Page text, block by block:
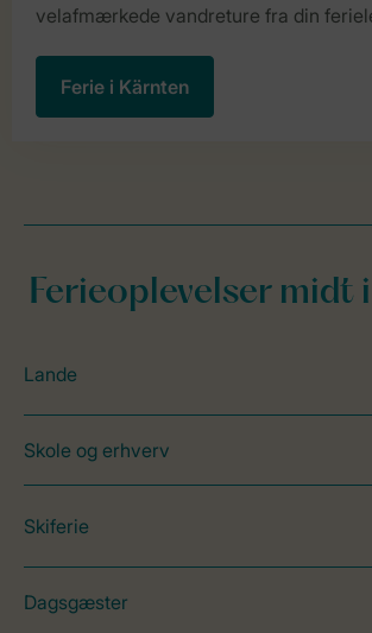
velafmærkede vandreture fra din
Ferie i Kärnten
Ferieoplevelser midt
Lande
Skole og erhverv
Skiferie
Dagsgæster